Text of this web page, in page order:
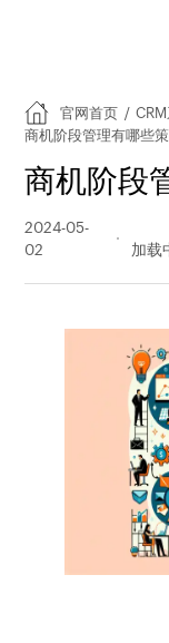
官网首页 /
商机阶段管理有哪些
商机阶段
2024-05-
02
量